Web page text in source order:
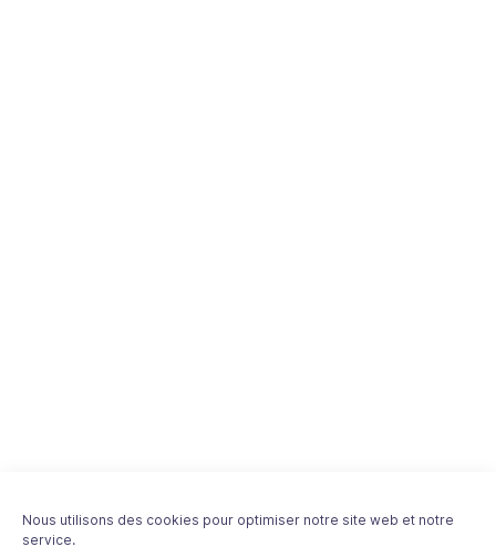
Nous utilisons des cookies pour optimiser notre site web et notre
service.